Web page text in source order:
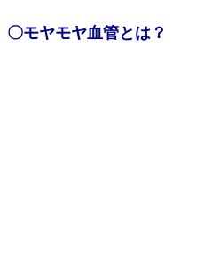
〇モヤモヤ血管とは？